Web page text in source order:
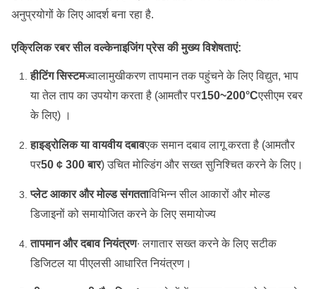
अनुप्रयोगों के लिए आदर्श बना रहा है.
एक्रिलिक रबर सील वल्केनाइजिंग प्रेस की मुख्य विशेषताएं:
हीटिंग सिस्टमज्वालामुखीकरण तापमान तक पहुंचने के लिए विद्युत, भाप
या तेल ताप का उपयोग करता है (आमतौर पर150~200°Cएसीएम रबर
के लिए) ।
हाइड्रोलिक या वायवीय दबावएक समान दबाव लागू करता है (आमतौर
पर50 ¢ 300 बार) उचित मोल्डिंग और सख्त सुनिश्चित करने के लिए।
प्लेट आकार और मोल्ड संगतताविभिन्न सील आकारों और मोल्ड
डिजाइनों को समायोजित करने के लिए समायोज्य
तापमान और दबाव नियंत्रण∙ लगातार सख्त करने के लिए सटीक
डिजिटल या पीएलसी आधारित नियंत्रण।